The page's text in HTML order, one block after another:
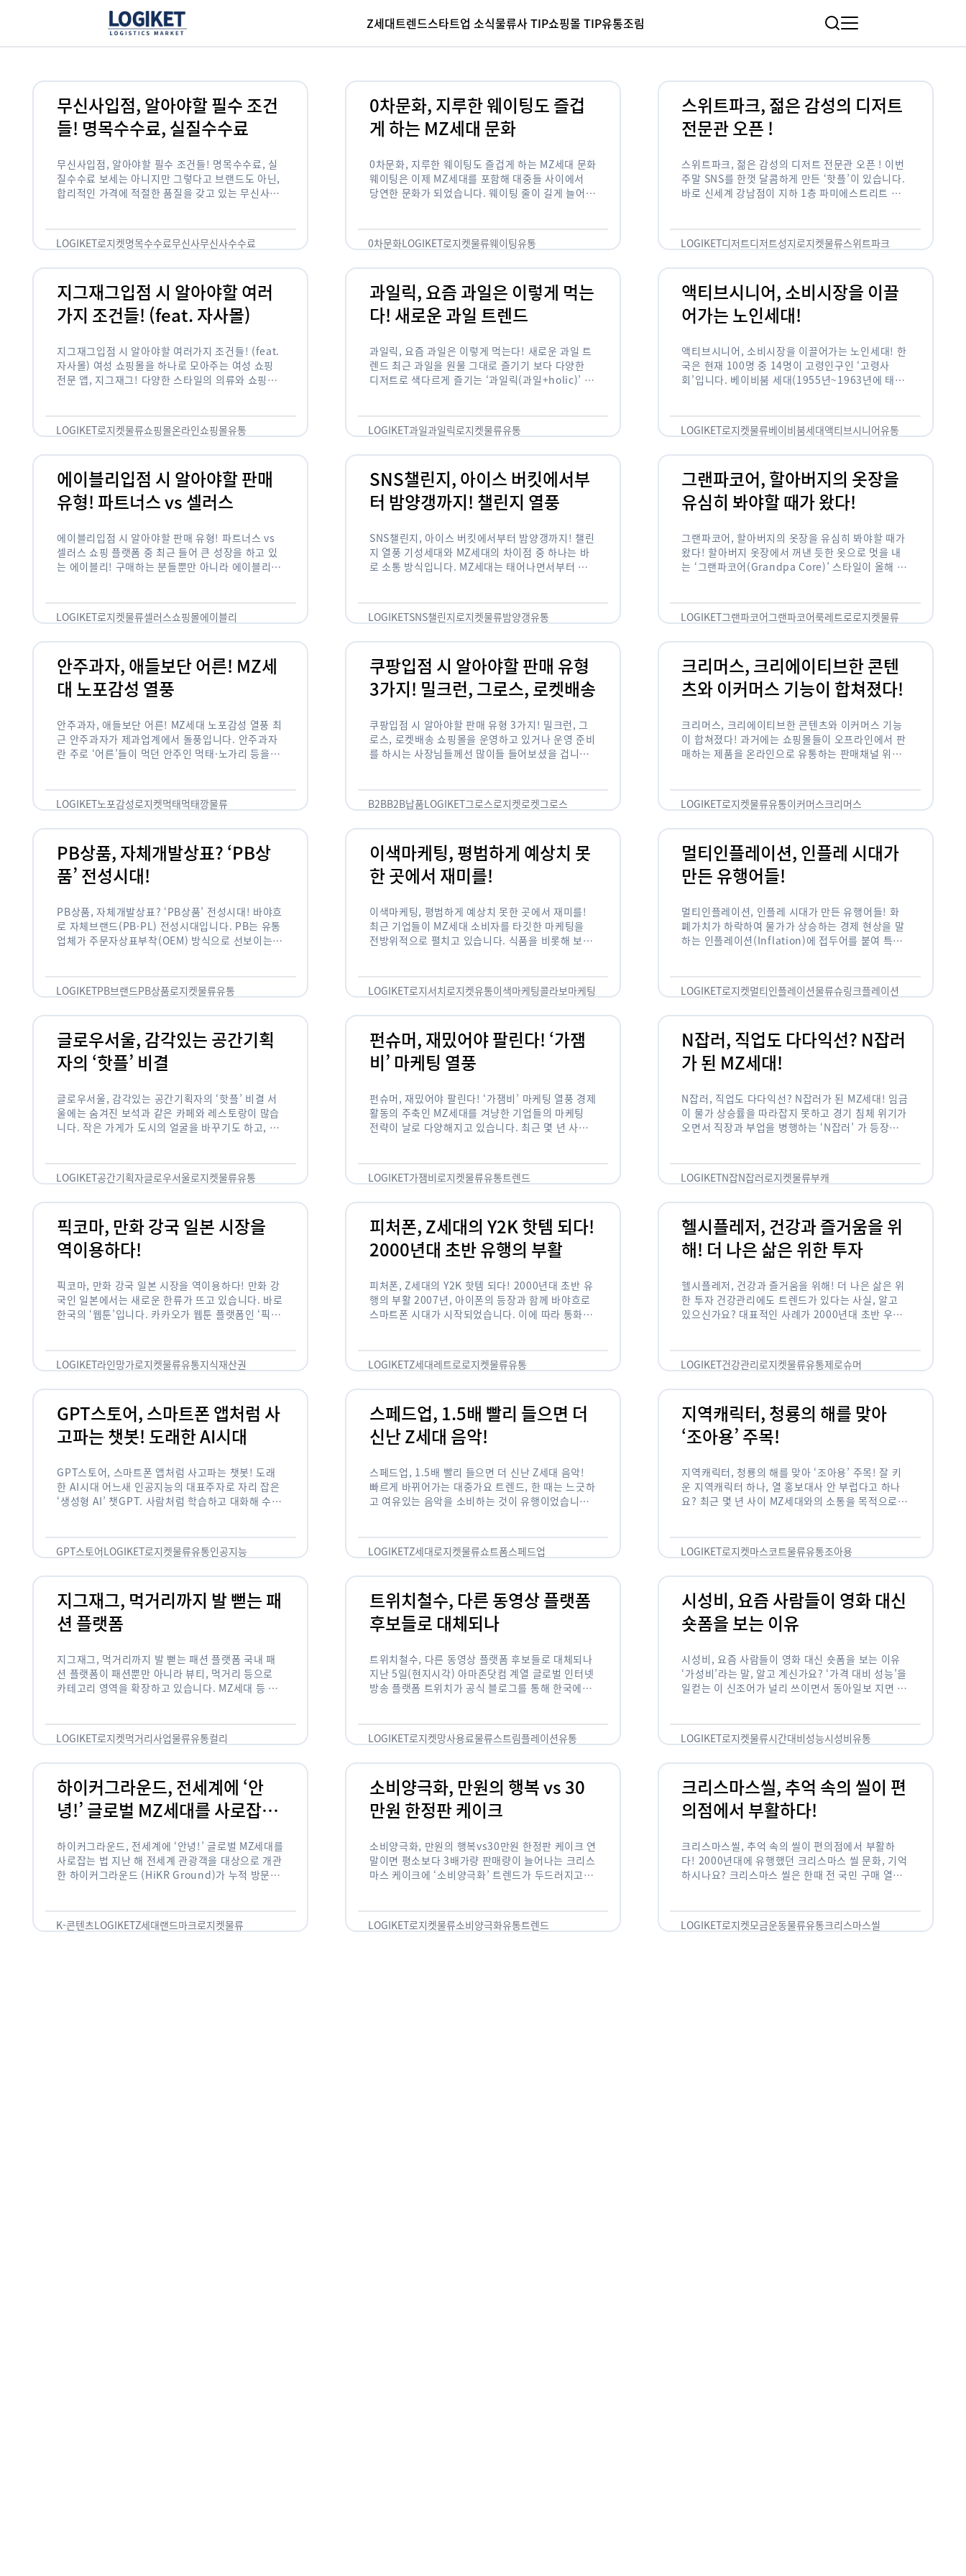
Z세대트렌드스타트업 소식물류사 TIP쇼핑몰 TIP유통조림
무신사입점, 알아야할 필수 조건
들! 명목수수료, 실질수수료
무신사입점, 알아야할 필수 조건들! 명목수수료, 실
질수수료 보세는 아니지만 그렇다고 브랜드도 아닌,
합리적인 가격에 적절한 품질을 갖고 있는 무신사!
LOGIKET로지켓명목수수료무신사무신사수수료
0차문화, 지루한 웨이팅도 즐겁
게 하는 MZ세대 문화
0차문화, 지루한 웨이팅도 즐겁게 하는 MZ세대 문화
웨이팅은 이제 MZ세대를 포함해 대중들 사이에서
당연한 문화가 되었습니다. 웨이팅 줄이 길게 늘어서
0차문화LOGIKET로지켓물류웨이팅유통
스위트파크, 젊은 감성의 디저트
전문관 오픈 !
스위트파크, 젊은 감성의 디저트 전문관 오픈 ! 이번
주말 SNS를 한껏 달콤하게 만든 ‘핫플’이 있습니다.
바로 신세계 강남점이 지하 1층 파미에스트리트 분
LOGIKET디저트디저트성지로지켓물류스위트파크
지그재그입점 시 알아야할 여러
가지 조건들! (feat. 자사몰)
지그재그입점 시 알아야할 여러가지 조건들! (feat.
자사몰) 여성 쇼핑몰을 하나로 모아주는 여성 쇼핑
전문 앱, 지그재그! 다양한 스타일의 의류와 쇼핑몰
LOGIKET로지켓물류쇼핑몰온라인쇼핑몰유통
과일릭, 요즘 과일은 이렇게 먹는
다! 새로운 과일 트렌드
과일릭, 요즘 과일은 이렇게 먹는다! 새로운 과일 트
렌드 최근 과일을 원물 그대로 즐기기 보다 다양한
디저트로 색다르게 즐기는 ‘과일릭(과일+holic)’ 트
…
LOGIKET과일과일릭로지켓물류유통
액티브시니어, 소비시장을 이끌
어가는 노인세대!
액티브시니어, 소비시장을 이끌어가는 노인세대! 한
국은 현재 100명 중 14명이 고령인구인 ‘고령사
회’입니다. 베이비붐 세대(1955년~1963년에 태어
오고 있습니다. 하지만 사회가 늙어가는 …
LOGIKET로지켓물류베이비붐세대액티브시니어유통
에이블리입점 시 알아야할 판매
유형! 파트너스 vs 셀러스
에이블리입점 시 알아야할 판매 유형! 파트너스 vs
셀러스 쇼핑 플랫폼 중 최근 들어 큰 성장을 하고 있
는 에이블리! 구매하는 분들뿐만 아니라 에이블리에
LOGIKET로지켓물류셀러스쇼핑몰에이블리
SNS챌린지, 아이스 버킷에서부
터 밤양갱까지! 챌린지 열풍
SNS챌린지, 아이스 버킷에서부터 밤양갱까지! 챌린
지 열풍 기성세대와 MZ세대의 차이점 중 하나는 바
로 소통 방식입니다. MZ세대는 태어나면서부터 디
도 능숙한 …
LOGIKETSNS챌린지로지켓물류밤양갱유통
그랜파코어, 할아버지의 옷장을
유심히 봐야할 때가 왔다!
그랜파코어, 할아버지의 옷장을 유심히 봐야할 때가
왔다! 할아버지 옷장에서 꺼낸 듯한 옷으로 멋을 내
는 ‘그랜파코어(Grandpa Core)’ 스타일이 올해 패
을 …
LOGIKET그랜파코어그랜파코어룩레트로로지켓물류
안주과자, 애들보단 어른! MZ세
대 노포감성 열풍
안주과자, 애들보단 어른! MZ세대 노포감성 열풍 최
근 안주과자가 제과업계에서 돌풍입니다. 안주과자
란 주로 ‘어른’들이 먹던 안주인 먹태·노가리 등을
LOGIKET노포감성로지켓먹태먹태깡물류
쿠팡입점 시 알아야할 판매 유형
3가지! 밀크런, 그로스, 로켓배송
쿠팡입점 시 알아야할 판매 유형 3가지! 밀크런, 그
로스, 로켓배송 쇼핑몰을 운영하고 있거나 운영 준비
를 하시는 사장님들께선 많이들 들어보셨을 겁니다.
B2BB2B납품LOGIKET그로스로지켓로켓그로스
크리머스, 크리에이티브한 콘텐
츠와 이커머스 기능이 합쳐졌다!
크리머스, 크리에이티브한 콘텐츠와 이커머스 기능
이 합쳐졌다! 과거에는 쇼핑몰들이 오프라인에서 판
매하는 제품을 온라인으로 유통하는 판매채널 위주
는 콘텐츠 기반의 …
LOGIKET로지켓물류유통이커머스크리머스
PB상품, 자체개발상표? ‘PB상
품’ 전성시대!
PB상품, 자체개발상표? ‘PB상품’ 전성시대! 바야흐
로 자체브랜드(PB·PL) 전성시대입니다. PB는 유통
업체가 주문자상표부착(OEM) 방식으로 선보이는
물가 시대와 맞물려 …
LOGIKETPB브랜드PB상품로지켓물류유통
이색마케팅, 평범하게 예상치 못
한 곳에서 재미를!
이색마케팅, 평범하게 예상치 못한 곳에서 재미를!
최근 기업들이 MZ세대 소비자를 타깃한 마케팅을
전방위적으로 펼치고 있습니다. 식품을 비롯해 보수
…
LOGIKET로지서치로지켓유통이색마케팅콜라보마케팅
멀티인플레이션, 인플레 시대가
만든 유행어들!
멀티인플레이션, 인플레 시대가 만든 유행어들! 화
폐가치가 하락하여 물가가 상승하는 경제 현상을 말
하는 인플레이션(Inflation)에 접두어를 붙여 특정
링크플레이션, 그리드플레이션 등등. …
LOGIKET로지켓멀티인플레이션물류슈링크플레이션
글로우서울, 감각있는 공간기획
자의 ‘핫플’ 비결
글로우서울, 감각있는 공간기획자의 ‘핫플’ 비결 서
울에는 숨겨진 보석과 같은 카페와 레스토랑이 많습
니다. 작은 가게가 도시의 얼굴을 바꾸기도 하고, 쇠
LOGIKET공간기획자글로우서울로지켓물류유통
펀슈머, 재밌어야 팔린다! ‘가잼
비’ 마케팅 열풍
펀슈머, 재밌어야 팔린다! ‘가잼비’ 마케팅 열풍 경제
활동의 주축인 MZ세대를 겨냥한 기업들의 마케팅
전략이 날로 다양해지고 있습니다. 최근 몇 년 사이
LOGIKET가잼비로지켓물류유통트렌드
N잡러, 직업도 다다익선? N잡러
가 된 MZ세대!
N잡러, 직업도 다다익선? N잡러가 된 MZ세대! 임금
이 물가 상승률을 따라잡지 못하고 경기 침체 위기가
오면서 직장과 부업을 병행하는 ‘N잡러’ 가 등장했습
LOGIKETN잡N잡러로지켓물류부캐
픽코마, 만화 강국 일본 시장을
역이용하다!
픽코마, 만화 강국 일본 시장을 역이용하다! 만화 강
국인 일본에서는 새로운 한류가 뜨고 있습니다. 바로
한국의 ‘웹툰’입니다. 카카오가 웹툰 플랫폼인 ‘픽코
LOGIKET라인망가로지켓물류유통지식재산권
피처폰, Z세대의 Y2K 핫템 되다!
2000년대 초반 유행의 부활
피처폰, Z세대의 Y2K 핫템 되다! 2000년대 초반 유
행의 부활 2007년, 아이폰의 등장과 함께 바야흐로
스마트폰 시대가 시작되었습니다. 이에 따라 통화와
LOGIKETZ세대레트로로지켓물류유통
헬시플레저, 건강과 즐거움을 위
해! 더 나은 삶은 위한 투자
헬시플레저, 건강과 즐거움을 위해! 더 나은 삶은 위
한 투자 건강관리에도 트렌드가 있다는 사실, 알고
있으신가요? 대표적인 사례가 2000년대 초반 우리
LOGIKET건강관리로지켓물류유통제로슈머
GPT스토어, 스마트폰 앱처럼 사
고파는 챗봇! 도래한 AI시대
GPT스토어, 스마트폰 앱처럼 사고파는 챗봇! 도래
한 AI시대 어느새 인공지능의 대표주자로 자리 잡은
‘생성형 AI’ 챗GPT. 사람처럼 학습하고 대화해 수많
GPT스토어LOGIKET로지켓물류유통인공지능
스페드업, 1.5배 빨리 들으면 더
신난 Z세대 음악!
스페드업, 1.5배 빨리 들으면 더 신난 Z세대 음악!
빠르게 바뀌어가는 대중가요 트렌드, 한 때는 느긋하
고 여유있는 음악을 소비하는 것이 유행이었습니다.
LOGIKETZ세대로지켓물류쇼트폼스페드업
지역캐릭터, 청룡의 해를 맞아
‘조아용’ 주목!
지역캐릭터, 청룡의 해를 맞아 ‘조아용’ 주목! 잘 키
운 지역캐릭터 하나, 열 홍보대사 안 부럽다고 하나
요? 최근 몇 년 사이 MZ세대와의 소통을 목적으로,
LOGIKET로지켓마스코트물류유통조아용
지그재그, 먹거리까지 발 뻗는 패
션 플랫폼
지그재그, 먹거리까지 발 뻗는 패션 플랫폼 국내 패
션 플랫폼이 패션뿐만 아니라 뷰티, 먹거리 등으로
카테고리 영역을 확장하고 있습니다. MZ세대 등 주
LOGIKET로지켓먹거리사업물류유통컬리
트위치철수, 다른 동영상 플랫폼
후보들로 대체되나
트위치철수, 다른 동영상 플랫폼 후보들로 대체되나
지난 5일(현지시각) 아마존닷컴 계열 글로벌 인터넷
방송 플랫폼 트위치가 공식 블로그를 통해 한국에서
LOGIKET로지켓망사용료물류스트림플레이션유통
시성비, 요즘 사람들이 영화 대신
숏폼을 보는 이유
시성비, 요즘 사람들이 영화 대신 숏폼을 보는 이유
‘가성비’라는 말, 알고 계신가요? ‘가격 대비 성능’을
일컫는 이 신조어가 널리 쓰이면서 동아일보 지면 기
LOGIKET로지켓물류시간대비성능시성비유통
하이커그라운드, 전세계에 ‘안
녕!’ 글로벌 MZ세대를 사로잡는
하이커그라운드, 전세계에 ‘안녕!’ 글로벌 MZ세대를
사로잡는 법 지난 해 전세계 관광객을 대상으로 개관
한 하이커그라운드 (HiKR Ground)가 누적 방문객
방문객이 100만명을 …
K-콘텐츠LOGIKETZ세대랜드마크로지켓물류
소비양극화, 만원의 행복 vs 30
만원 한정판 케이크
소비양극화, 만원의 행복vs30만원 한정판 케이크 연
말이면 평소보다 3배가량 판매량이 늘어나는 크리스
마스 케이크에 ‘소비양극화’ 트렌드가 두드러지고 있
배가 비싼 …
LOGIKET로지켓물류소비양극화유통트렌드
크리스마스씰, 추억 속의 씰이 편
의점에서 부활하다!
크리스마스씰, 추억 속의 씰이 편의점에서 부활하
다! 2000년대에 유행했던 크리스마스 씰 문화, 기억
하시나요? 크리스마스 씰은 한때 전 국민 구매 열풍
LOGIKET로지켓모금운동물류유통크리스마스씰